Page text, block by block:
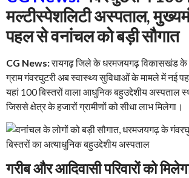
मल्टीस्पेशलिटी अस्पताल,
पहल से वनांचल को बड़ी सौगात
CG News:रायगढ़ जिले के धरमजयगढ़ विकासखंड के
ग्राम गंवरघुटरी अब स्वास्थ्य सुविधाओं के मामले में नई
यहां 100 बिस्तरों वाला आधुनिक बहुउद्देशीय अस्पताल
जिससे क्षेत्र के हजारों ग्रामीणों को सीधा लाभ मिलेगा।
गरीब और आदिवासी परिवारों को